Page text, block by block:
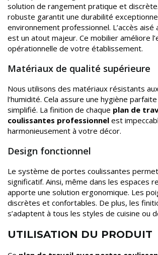
solution de rangement pratique et
robuste garantit une durabilité
environnement professionnel. L’accès aisé
est un atout majeur. Ce mobilier améliore
opérationnelle de votre établissement.
Matériaux de qualité supérieure
Nous utilisons des matériaux résistants
l’humidité. Cela assure une hygiène
simplifié. La finition de chaque plan de
coulissantes professionnel est
harmonieusement à votre décor.
Design fonctionnel
Le système de portes coulissantes
significatif. Ainsi, même dans les espaces
apporte une solution ergonomique. Les
discrètes et confortables. De plus, les
s’adaptent à tous les styles de cuisine ou
UTILISATION DU PRODUIT